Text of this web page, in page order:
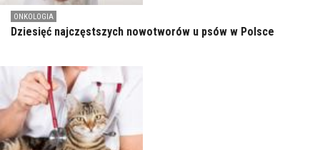
ONKOLOGIA
Dziesięć najczęstszych nowotworów u psów w Polsce